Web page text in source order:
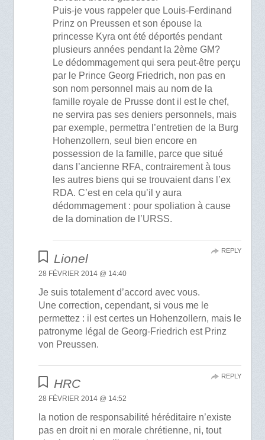
Puis-je vous rappeler que Louis-Ferdinand
Prinz on Preussen et son épouse la
princesse Kyra ont été déportés pendant
plusieurs années pendant la 2ème GM?
Le dédommagement qui sera peut-être perçu
par le Prince Georg Friedrich, non pas en
son nom personnel mais au nom de la
famille royale de Prusse dont il est le chef,
ne servira pas ses deniers personnels, mais
par exemple, permettra l’entretien de la Burg
Hohenzollern, seul bien encore en
possession de la famille, parce que situé
dans l’ancienne RFA, contrairement à tous
les autres biens qui se trouvaient dans l’ex
RDA. C’est en cela qu’il y aura
dédommagement : pour spoliation à cause
de la domination de l’URSS.
Lionel
28 FÉVRIER 2014 @ 14:40
Je suis totalement d’accord avec vous.
Une correction, cependant, si vous me le
permettez : il est certes un Hohenzollern, mais le
patronyme légal de Georg-Friedrich est Prinz
von Preussen.
REPLY
HRC
28 FÉVRIER 2014 @ 14:52
la notion de responsabilité héréditaire n’existe
pas en droit ni en morale chrétienne, ni, tout
REPLY